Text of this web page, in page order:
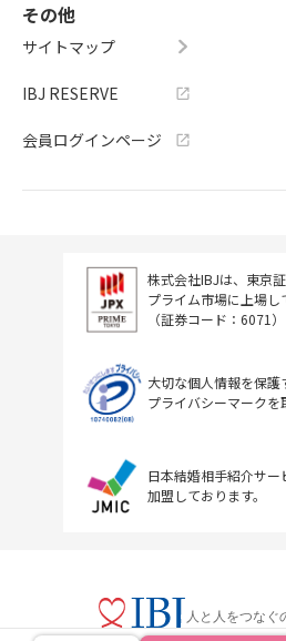
その他
サイトマップ
IBJ RESERVE
会員ログインページ
株式会社IBJは、東京
プライム市場に上場し
（証券コード：6071）
大切な個人情報を保護
プライバシーマークを
日本結婚相手紹介サー
加盟しております。
人と人をつなぐ